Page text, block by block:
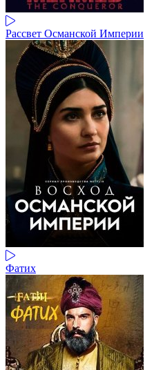
Рассвет Османской Империи
Фатих